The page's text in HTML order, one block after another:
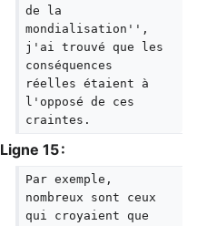
de la
mondialisation'',
j'ai trouvé que les
conséquences
réelles étaient à
l'opposé de ces
craintes.
Ligne 15 :
Par exemple,
nombreux sont ceux
qui croyaient que